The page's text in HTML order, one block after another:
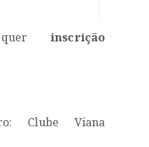
inscrição
Clube Viana